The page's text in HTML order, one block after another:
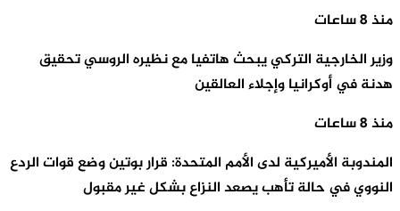
منذ 8 ساعات
وزير الخارجية التركي يبحث هاتفيا مع نظيره الروسي تحقيق
هدنة في أوكرانيا وإجلاء العالقين
منذ 8 ساعات
المندوبة الأميركية لدى الأمم المتحدة: قرار بوتين وضع قوات الردع
النووي في حالة تأهب يصعد النزاع بشكل غير مقبول